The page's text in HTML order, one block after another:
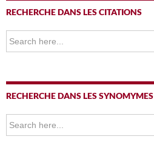
RECHERCHE DANS LES CITATIONS
Search
for:
RECHERCHE DANS LES SYNOMYMES
Search
for: